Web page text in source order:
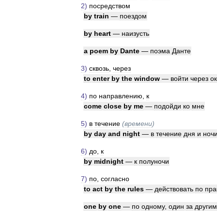
2) посредством
by train — поездом
by heart — наизусть
a poem by Dante — поэма Данте
3) сквозь через
to enter by the window — войти через
4) по направлению
к
come close by me — подойди ко мне
5) в течение (времени)
by day and night — в течение дня и ночи
6) до к
by midnight — к полуночи
7) по согласно
to act by the rules — действовать по
one by one — по одному, один за другим